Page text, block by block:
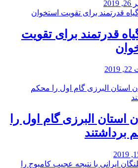
قدرتمند برای تقویت
استان البرزی گام اول را
برداشتند